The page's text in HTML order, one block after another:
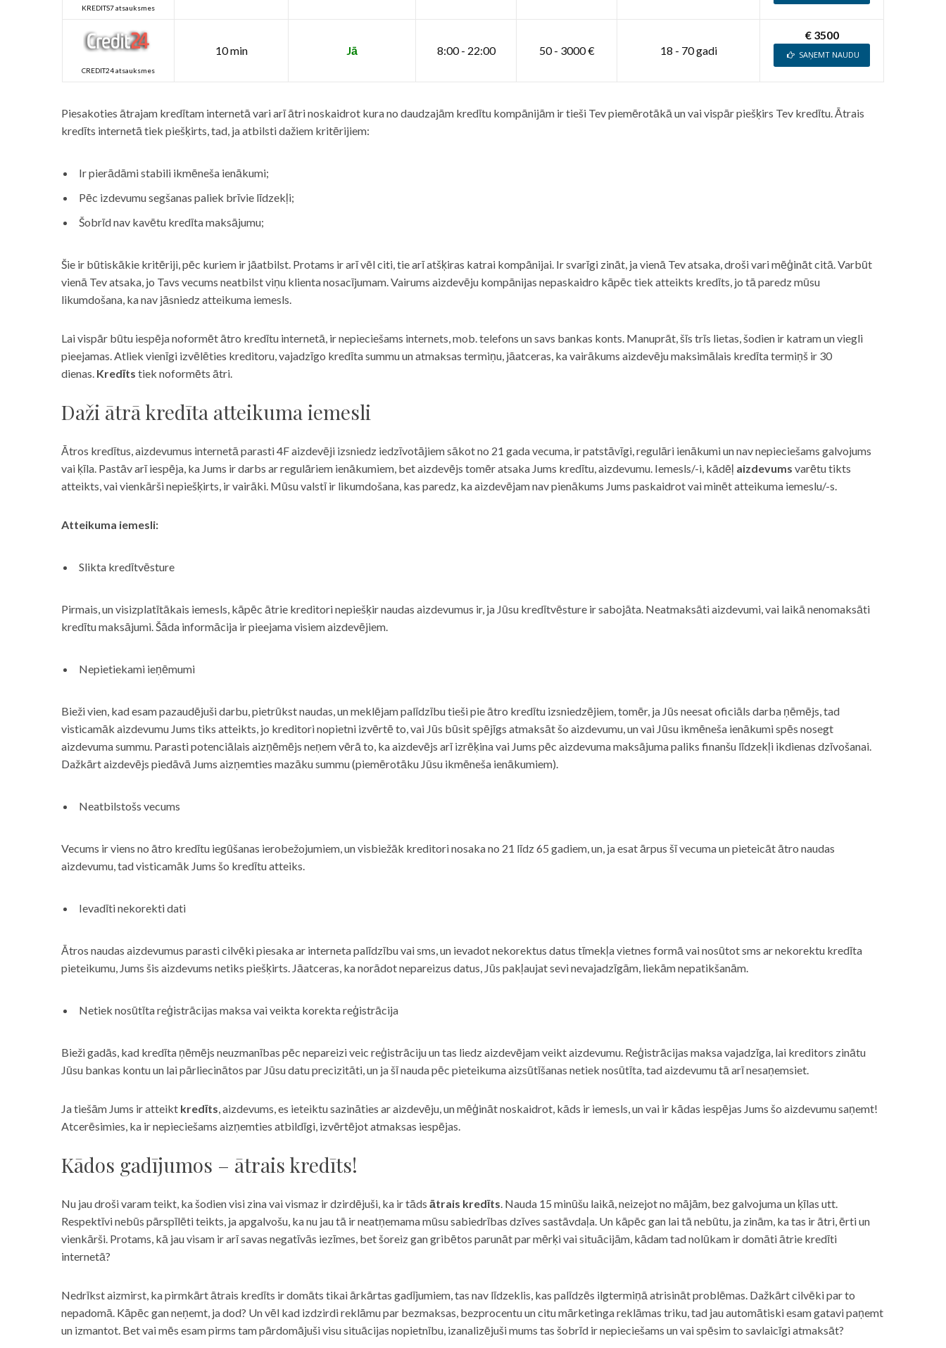
KREDITS7 atsauksmes
CREDIT24 atsauksmes
10 min Jā 8:00 - 22:00 50 - 3000 € 18 - 70 gadi
€ 3500
SAŅEMT NAUDU
Piesakoties ātrajam kredītam internetā vari arī ātri noskaidrot kura no daudzajām kredītu kompānijām ir tieši Tev piemērotākā un vai vispār piešķirs Tev kredītu. Ātrais
kredīts internetā tiek piešķirts, tad, ja atbilsti dažiem kritērijiem:
Ir pierādāmi stabili ikmēneša ienākumi;
Pēc izdevumu segšanas paliek brīvie līdzekļi;
Šobrīd nav kavētu kredīta maksājumu;
Šie ir būtiskākie kritēriji, pēc kuriem ir jāatbilst. Protams ir arī vēl citi, tie arī atšķiras katrai kompānijai. Ir svarīgi zināt, ja vienā Tev atsaka, droši vari mēģināt citā. Varbūt
vienā Tev atsaka, jo Tavs vecums neatbilst viņu klienta nosacījumam. Vairums aizdevēju kompānijas nepaskaidro kāpēc tiek atteikts kredīts, jo tā paredz mūsu
likumdošana, ka nav jāsniedz atteikuma iemesls.
Lai vispār būtu iespēja noformēt ātro kredītu internetā, ir nepieciešams internets, mob. telefons un savs bankas konts. Manuprāt, šīs trīs lietas, šodien ir katram un viegli
pieejamas. Atliek vienīgi izvēlēties kreditoru, vajadzīgo kredīta summu un atmaksas termiņu, jāatceras, ka vairākums aizdevēju maksimālais kredīta termiņš ir 30
dienas. Kredīts tiek noformēts ātri.
Daži ātrā kredīta atteikuma iemesli
Ātros kredītus, aizdevumus internetā parasti 4F aizdevēji izsniedz iedzīvotājiem sākot no 21 gada vecuma, ir patstāvīgi, regulāri ienākumi un nav nepieciešams galvojums
vai ķīla. Pastāv arī iespēja, ka Jums ir darbs ar regulāriem ienākumiem, bet aizdevējs tomēr atsaka Jums kredītu, aizdevumu. Iemesls/-i, kādēļ aizdevums varētu tikts
atteikts, vai vienkārši nepiešķirts, ir vairāki. Mūsu valstī ir likumdošana, kas paredz, ka aizdevējam nav pienākums Jums paskaidrot vai minēt atteikuma iemeslu/-s.
Atteikuma iemesli:
Slikta kredītvēsture
Pirmais, un visizplatītākais iemesls, kāpēc ātrie kreditori nepiešķir naudas aizdevumus ir, ja Jūsu kredītvēsture ir sabojāta. Neatmaksāti aizdevumi, vai laikā nenomaksāti
kredītu maksājumi. Šāda informācija ir pieejama visiem aizdevējiem.
Nepietiekami ieņēmumi
Bieži vien, kad esam pazaudējuši darbu, pietrūkst naudas, un meklējam palīdzību tieši pie ātro kredītu izsniedzējiem, tomēr, ja Jūs neesat oficiāls darba ņēmējs, tad
visticamāk aizdevumu Jums tiks atteikts, jo kreditori nopietni izvērtē to, vai Jūs būsit spējīgs atmaksāt šo aizdevumu, un vai Jūsu ikmēneša ienākumi spēs nosegt
aizdevuma summu. Parasti potenciālais aizņēmējs neņem vērā to, ka aizdevējs arī izrēķina vai Jums pēc aizdevuma maksājuma paliks finanšu līdzekļi ikdienas dzīvošanai.
Dažkārt aizdevējs piedāvā Jums aizņemties mazāku summu (piemērotāku Jūsu ikmēneša ienākumiem).
Neatbilstošs vecums
Vecums ir viens no ātro kredītu iegūšanas ierobežojumiem, un visbiežāk kreditori nosaka no 21 līdz 65 gadiem, un, ja esat ārpus šī vecuma un pieteicāt ātro naudas
aizdevumu, tad visticamāk Jums šo kredītu atteiks.
Ievadīti nekorekti dati
Ātros naudas aizdevumus parasti cilvēki piesaka ar interneta palīdzību vai sms, un ievadot nekorektus datus tīmekļa vietnes formā vai nosūtot sms ar nekorektu kredīta
pieteikumu, Jums šis aizdevums netiks piešķirts. Jāatceras, ka norādot nepareizus datus, Jūs pakļaujat sevi nevajadzīgām, liekām nepatikšanām.
Netiek nosūtīta reģistrācijas maksa vai veikta korekta reģistrācija
Bieži gadās, kad kredīta ņēmējs neuzmanības pēc nepareizi veic reģistrāciju un tas liedz aizdevējam veikt aizdevumu. Reģistrācijas maksa vajadzīga, lai kreditors zinātu
Jūsu bankas kontu un lai pārliecinātos par Jūsu datu precizitāti, un ja šī nauda pēc pieteikuma aizsūtīšanas netiek nosūtīta, tad aizdevumu tā arī nesaņemsiet.
Ja tiešām Jums ir atteikt kredīts, aizdevums, es ieteiktu sazināties ar aizdevēju, un mēģināt noskaidrot, kāds ir iemesls, un vai ir kādas iespējas Jums šo aizdevumu saņemt!
Atcerēsimies, ka ir nepieciešams aizņemties atbildīgi, izvērtējot atmaksas iespējas.
Kādos gadījumos – ātrais kredīts!
Nu jau droši varam teikt, ka šodien visi zina vai vismaz ir dzirdējuši, ka ir tāds ātrais kredīts. Nauda 15 minūšu laikā, neizejot no mājām, bez galvojuma un ķīlas utt.
Respektīvi nebūs pārspīlēti teikts, ja apgalvošu, ka nu jau tā ir neatņemama mūsu sabiedrības dzīves sastāvdaļa. Un kāpēc gan lai tā nebūtu, ja zinām, ka tas ir ātri, ērti un
vienkārši. Protams, kā jau visam ir arī savas negatīvās iezīmes, bet šoreiz gan gribētos parunāt par mērķi vai situācijām, kādam tad nolūkam ir domāti ātrie kredīti
internetā?
Nedrīkst aizmirst, ka pirmkārt ātrais kredīts ir domāts tikai ārkārtas gadījumiem, tas nav līdzeklis, kas palīdzēs ilgtermiņā atrisināt problēmas. Dažkārt cilvēki par to
nepadomā. Kāpēc gan neņemt, ja dod? Un vēl kad izdzirdi reklāmu par bezmaksas, bezprocentu un citu mārketinga reklāmas triku, tad jau automātiski esam gatavi paņemt
un izmantot. Bet vai mēs esam pirms tam pārdomājuši visu situācijas nopietnību, izanalizējuši mums tas šobrīd ir nepieciešams un vai spēsim to savlaicīgi atmaksāt?